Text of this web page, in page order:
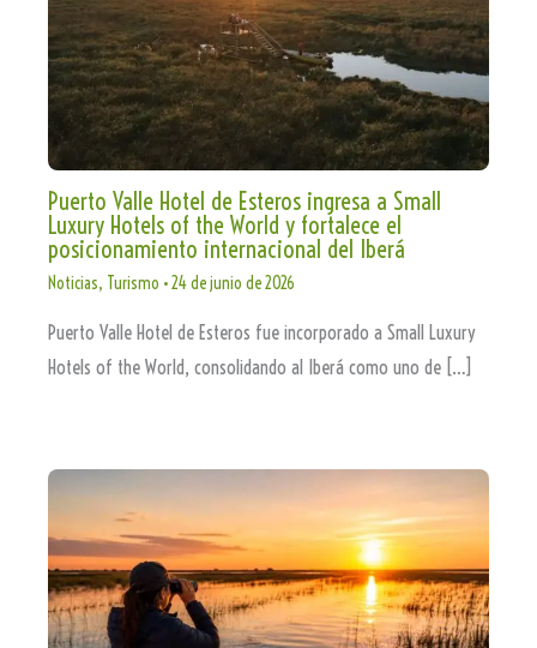
Puerto Valle Hotel de Esteros ingresa a Small
Luxury Hotels of the World y fortalece el
posicionamiento internacional del Iberá
Noticias, Turismo •24 de junio de 2026
Puerto Valle Hotel de Esteros fue incorporado a Small Luxury
Hotels of the World, consolidando al Iberá como uno de […]